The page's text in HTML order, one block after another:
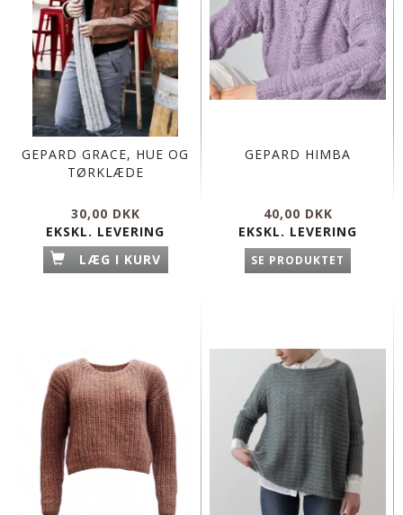
GEPARD GRACE, HUE OG
TØRKLÆDE
30,00 DKK
EKSKL. LEVERING
LÆG I KURV
GEPARD HIMBA
40,00 DKK
EKSKL. LEVERING
SE PRODUKTET